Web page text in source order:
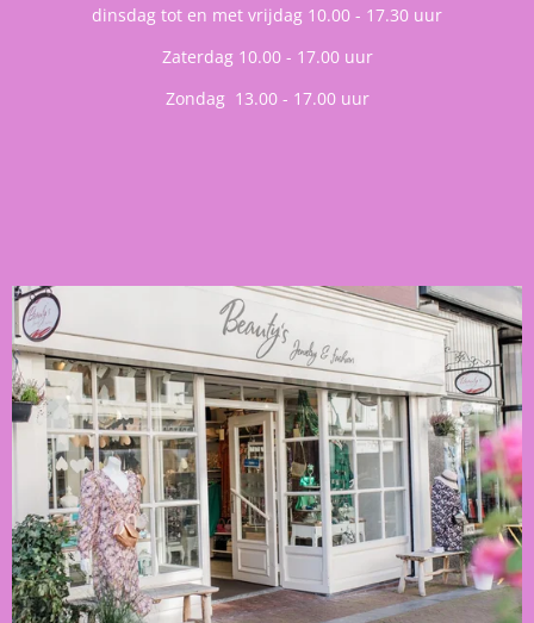
dinsdag tot en met vrijdag 10.00 - 17.30 uur
Zaterdag 10.00 - 17.00 uur
Zondag 13.00 - 17.00 uur